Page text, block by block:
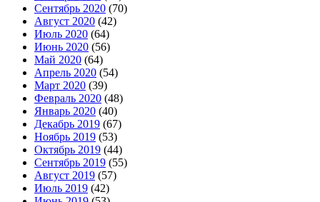
Сентябрь 2020 (70)
Август 2020 (42)
Июль 2020 (64)
Июнь 2020 (56)
Май 2020 (64)
Апрель 2020 (54)
Март 2020 (39)
Февраль 2020 (48)
Январь 2020 (40)
Декабрь 2019 (67)
Ноябрь 2019 (53)
Октябрь 2019 (44)
Сентябрь 2019 (55)
Август 2019 (57)
Июль 2019 (42)